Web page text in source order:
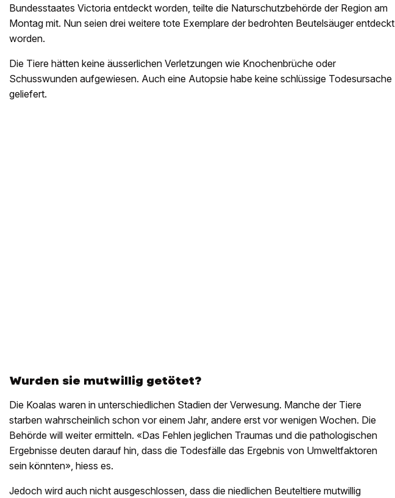
Bundesstaates Victoria entdeckt worden, teilte die Naturschutzbehörde der Region am
Montag mit. Nun seien drei weitere tote Exemplare der bedrohten Beutelsäuger entdeckt
worden.
Die Tiere hätten keine äusserlichen Verletzungen wie Knochenbrüche oder
Schusswunden aufgewiesen. Auch eine Autopsie habe keine schlüssige Todesursache
geliefert.
Wurden sie mutwillig getötet?
Die Koalas waren in unterschiedlichen Stadien der Verwesung. Manche der Tiere
starben wahrscheinlich schon vor einem Jahr, andere erst vor wenigen Wochen. Die
Behörde will weiter ermitteln. «Das Fehlen jeglichen Traumas und die pathologischen
Ergebnisse deuten darauf hin, dass die Todesfälle das Ergebnis von Umweltfaktoren
sein könnten», hiess es.
Jedoch wird auch nicht ausgeschlossen, dass die niedlichen Beuteltiere mutwillig